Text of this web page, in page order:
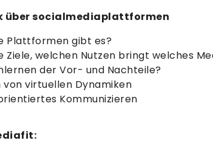
über socialmediaplattformen
Plattformen gibt es?
Ziele, welchen Nutzen bringt welches
der Vor- und Nachteile?
von virtuellen Dynamiken
Kommunizieren